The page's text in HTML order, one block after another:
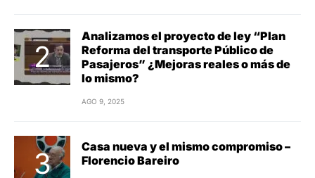
Analizamos el proyecto de ley “Plan
Reforma del transporte Público de
Pasajeros” ¿Mejoras reales o más de
lo mismo?
AGO 9, 2025
Casa nueva y el mismo compromiso –
Florencio Bareiro